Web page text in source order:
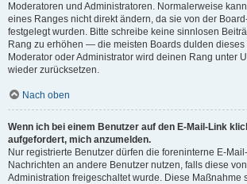
Moderatoren und Administratoren. Normalerweise
eines Ranges nicht direkt ändern, da sie von der
festgelegt wurden. Bitte schreibe keine sinnlosen
Rang zu erhöhen — die meisten Boards dulden dieses
Moderator oder Administrator wird deinen Rang unter
wieder zurücksetzen.
Nach oben
Wenn ich bei einem Benutzer auf den E-Mail-Link
aufgefordert, mich anzumelden.
Nur registrierte Benutzer dürfen die foreninterne E-
Nachrichten an andere Benutzer nutzen, falls diese
Administration freigeschaltet wurde. Diese Maßnahme